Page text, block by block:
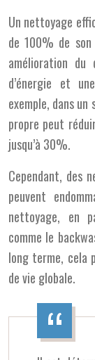
Un nettoyage
de 100% de
amélioration du
d’énergie et
exemple, dans
propre peut
jusqu’à 30%.
Cependant, des
peuvent
nettoyage, en
comme le
long terme, cela
de vie globale.